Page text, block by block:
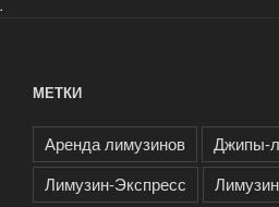
.
МЕТКИ
Аренда лимузинов
Джипы-
Лимузин-Экспресс